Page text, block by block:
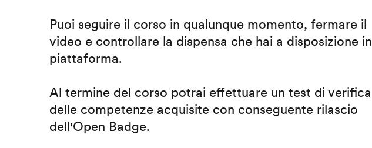
Puoi seguire il corso in qualunque momento, fermare il
video e controllare la dispensa che hai a disposizione in
piattaforma.
Al termine del corso potrai effettuare un test di verifica
delle competenze acquisite con conseguente rilascio
dell'Open Badge.